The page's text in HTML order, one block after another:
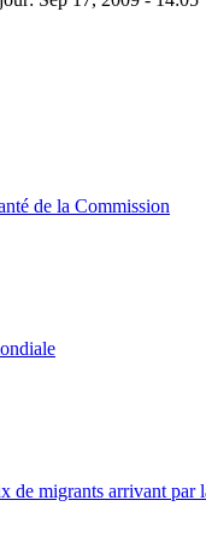
de la Commission
de migrants arrivant par